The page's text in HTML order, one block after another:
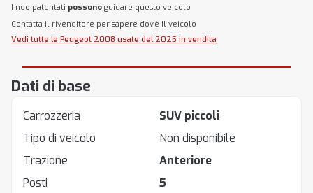
I neo patentati possono guidare questo veicolo
Contatta il rivenditore per sapere dov'è il veicolo
Vedi tutte le Peugeot 2008 usate del 2025 in vendita
Dati di base
Carrozzeria
SUV piccoli
Tipo di veicolo
Non disponibile
Trazione
Anteriore
Posti
5